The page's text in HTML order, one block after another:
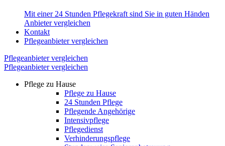
Mit einer 24 Stunden Pflegekraft sind Sie in guten Händen
Anbieter vergleichen
Kontakt
Pflegeanbieter vergleichen
Pflegeanbieter vergleichen
Pflegeanbieter vergleichen
Pflege zu Hause
Pflege zu Hause
24 Stunden Pflege
Pflegende Angehörige
Intensivpflege
Pflegedienst
Verhinderungspflege